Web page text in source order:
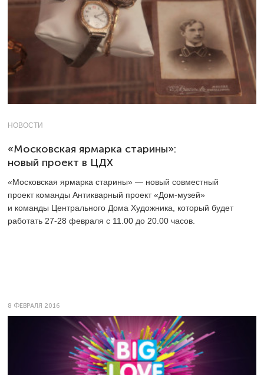
НОВОСТИ
«Московская ярмарка старины»:
новый проект в ЦДХ
«Московская ярмарка старины» — новый совместный
проект команды Антикварный проект «Дом-музей»
и команды Центрального Дома Художника, который будет
работать 27-28 февраля с 11.00 до 20.00 часов.
8 ФЕВРАЛЯ 2016